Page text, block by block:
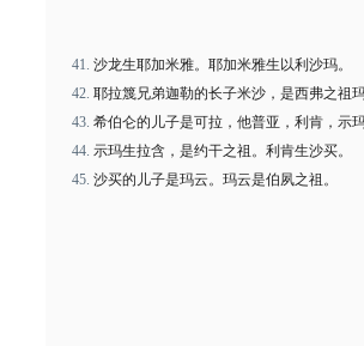
沙龙生耶加米雅。耶加米雅生以利沙玛。
耶拉篾兄弟迦勒的长子米沙，是西弗之祖
希伯仑的儿子是可拉，他普亚，利肯，示玛
示玛生拉含，是约干之祖。利肯生沙买。
沙买的儿子是玛云。玛云是伯夙之祖。